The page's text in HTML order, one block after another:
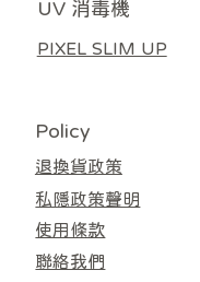
UV 消毒機
PIXEL SLIM UP
Policy
退換貨政策
私隱政策聲明
使用條款
聯絡我們